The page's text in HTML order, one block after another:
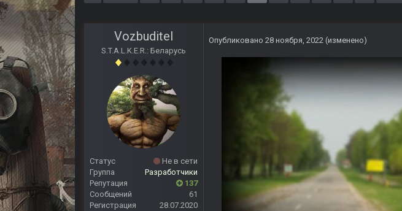
Vozbuditel
S.T.A.L.K.E.R.: Беларусь
Статус
Не в сети
Группа
Разработчики
Репутация
137
Сообщений
61
Регистрация
28.07.2020
Опубликовано 28 ноября, 2022 (изменено)